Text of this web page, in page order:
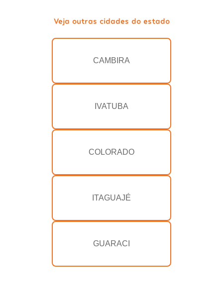
Veja outras cidades do estado
CAMBIRA
IVATUBA
COLORADO
ITAGUAJÉ
GUARACI